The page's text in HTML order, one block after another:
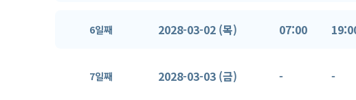
6일째 2028-03-02 (목) 07:00
7일째 2028-03-03 (금) - -